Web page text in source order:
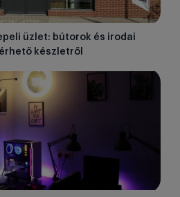
üzlet: bútorok és irodai
készletről